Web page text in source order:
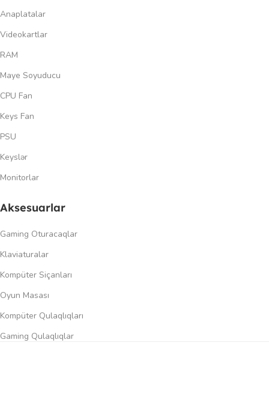
Anaplatalar
Videokartlar
RAM
Maye Soyuducu
CPU Fan
Keys Fan
PSU
Keyslər
Monitorlar
Aksesuarlar
Gaming Oturacaqlar
Klaviaturalar
Kompüter Siçanları
Oyun Masası
Kompüter Qulaqlıqları
Gaming Qulaqlıqlar